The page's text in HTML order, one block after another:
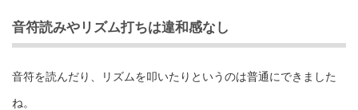
音符読みやリズム打ちは違和感なし
音符を読んだり、リズムを叩いたりというのは普通にできました
ね。